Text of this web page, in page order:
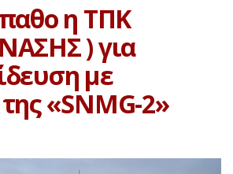
η ΤΠΚ
) για
με
«SNMG-2»